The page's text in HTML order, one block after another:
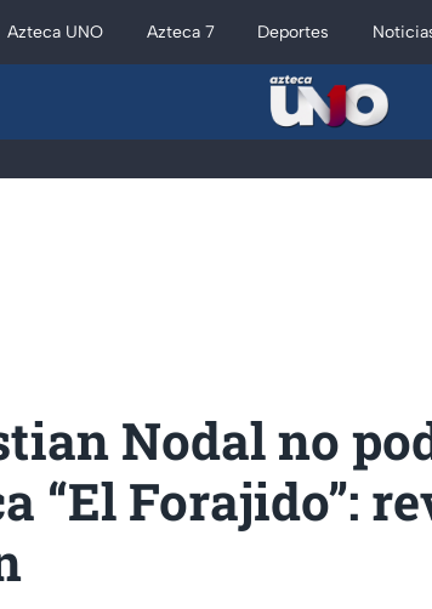
Azteca UNO Azteca 7 Deportes
Nodal no
“El Forajido”: